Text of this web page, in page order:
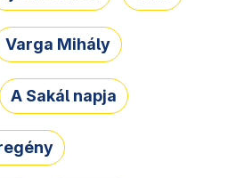
Varga Mihály
A Sakál napja